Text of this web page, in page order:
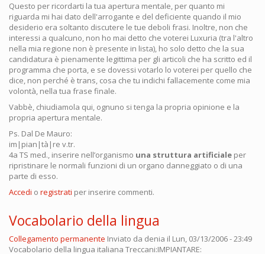
Questo per ricordarti la tua apertura mentale, per quanto mi
riguarda mi hai dato dell'arrogante e del deficiente quando il mio
desiderio era soltanto discutere le tue deboli frasi. Inoltre, non che
interessi a qualcuno, non ho mai detto che voterei Luxuria (tra l'altro
nella mia regione non è presente in lista), ho solo detto che la sua
candidatura è pienamente legittima per gli articoli che ha scritto ed il
programma che porta, e se dovessi votarlo lo voterei per quello che
dice, non perché è trans, cosa che tu indichi fallacemente come mia
volontà, nella tua frase finale.
Vabbè, chiudiamola qui, ognuno si tenga la propria opinione e la
propria apertura mentale.
Ps. Dal De Mauro:
im|pian|tà|re v.tr.
4a TS med., inserire nell’organismo una struttura artificiale per
ripristinare le normali funzioni di un organo danneggiato o di una
parte di esso.
Accedi o registrati per inserire commenti.
Vocabolario della lingua
Collegamento permanente Inviato da denia il Lun, 03/13/2006 - 23:49
Vocabolario della lingua italiana Treccani:IMPIANTARE: